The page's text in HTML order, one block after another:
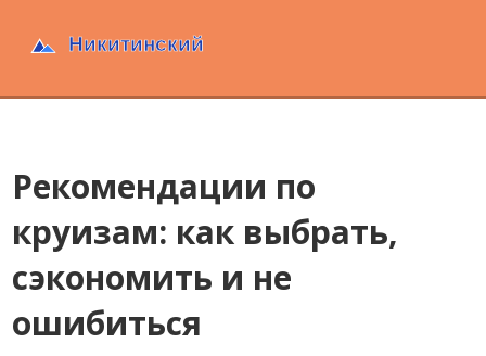
Рекомендации по
круизам: как выбрать,
сэкономить и не
ошибиться